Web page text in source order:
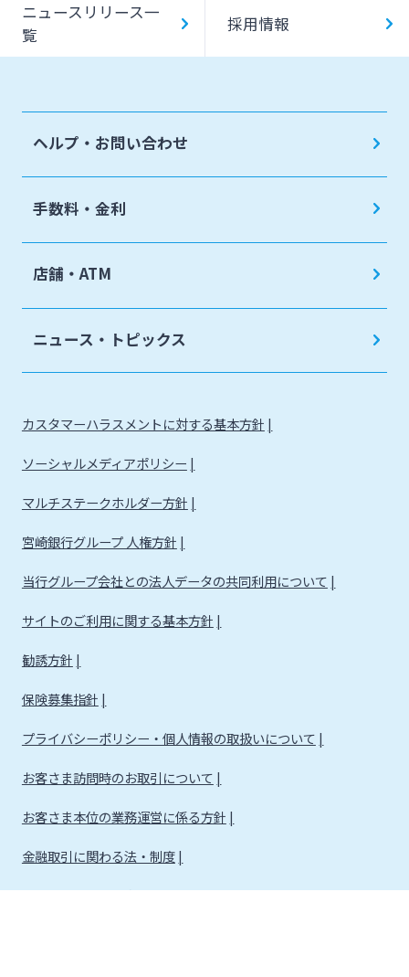
ニュースリリース一
覧
採用情報
ヘルプ・お問い合わせ
手数料・金利
店舗・ATM
ニュース・トピックス
カスタマーハラスメントに対する基本方針
ソーシャルメディアポリシー
マルチステークホルダー方針
宮崎銀行グループ 人権方針
当行グループ会社との法人データの共同利用について
サイトのご利用に関する基本方針
勧誘方針
保険募集指針
プライバシーポリシー・個人情報の取扱いについて
お客さま訪問時のお取引について
お客さま本位の業務運営に係る方針
金融取引に関わる法・制度
金融取引に関わる方針